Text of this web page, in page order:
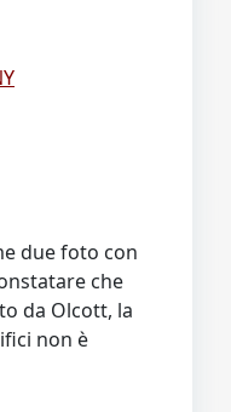
due foto con
che
da Olcott, la
non è